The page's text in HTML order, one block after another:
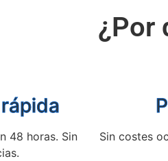
¿Por
48 horas. Sin
Sin costes